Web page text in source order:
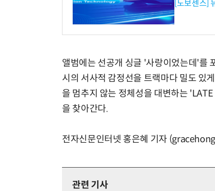
[노보센스]
앨범에는 선공개 싱글 '사랑이었는데'를
시의 서사적 감정선을 트랙마다 밀도 있
을 멈추지 않는 정체성을 대변하는
을 찾아간다.
전자신문인터넷 홍은혜 기자
관련 기사